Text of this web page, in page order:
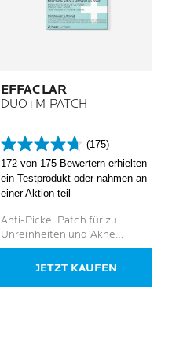
EFFACLAR
DUO+M PATCH
(175)
4.7
von
5
Sternen.
Bewertungen
172 von 175 Bewertern erhielten
ein Testprodukt oder nahmen an
einer Aktion teil
Anti-Pickel Patch für zu
Unreinheiten und Akne
neigende Haut
JETZT KAUFEN